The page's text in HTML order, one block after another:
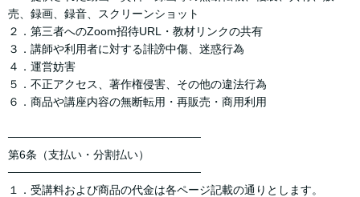
売、録画、録音、スクリーンショット
２．第三者へのZoom招待URL・教材リンクの共有
３．講師や利用者に対する誹謗中傷、迷惑行為
４．運営妨害
５．不正アクセス、著作権侵害、その他の違法行為
６．商品や講座内容の無断転用・再販売・商用利用
────────────────────────
第6条（支払い・分割払い）
────────────────────────
１．受講料および商品の代金は各ページ記載の通りとします。